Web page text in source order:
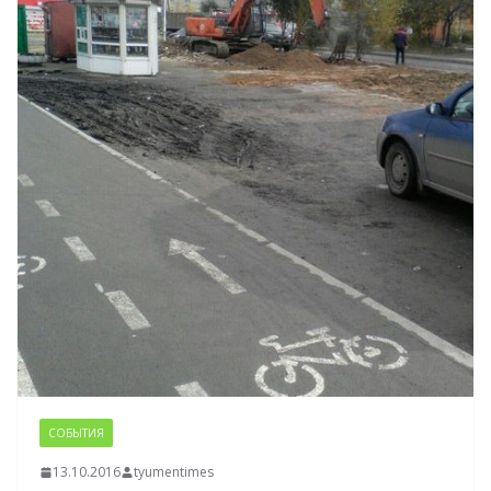
СОБЫТИЯ
13.10.2016 tyumentimes